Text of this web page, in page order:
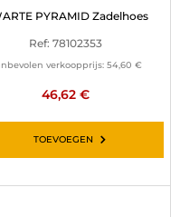
PYRAMID Zadelhoes
Ref: 78102353
verkoopprijs: 54,60 €
46,62 €
TOEVOEGEN